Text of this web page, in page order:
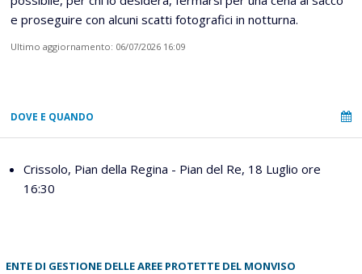
e proseguire con alcuni scatti fotografici in notturna.
Ultimo aggiornamento: 06/07/2026 16:09
DOVE E QUANDO
Crissolo, Pian della Regina - Pian del Re, 18 Luglio ore
16:30
ENTE DI GESTIONE DELLE AREE PROTETTE DEL MONVISO